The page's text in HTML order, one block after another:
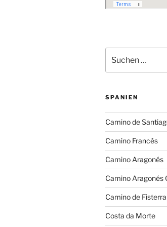
nach:
SPANIEN
Camino de
Camino Francés
Camino Aragonés
Camino Aragonés
Camino de Fisterra
Costa da Morte